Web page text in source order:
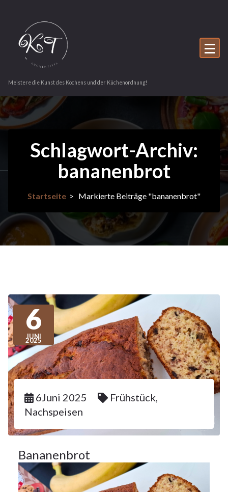
springen
Meistere die Kunst des Kochens und der Küchenordnung!
Schlagwort-Archiv:
bananenbrot
Startseite > Markierte Beiträge "bananenbrot"
6
JUNI
2025
6Juni 2025 Frühstück,
Nachspeisen
Bananenbrot